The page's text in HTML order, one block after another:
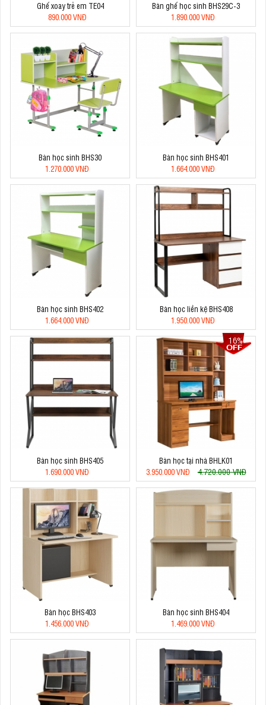
Ghế xoay trẻ em TE04
890.000 VNĐ
Bàn ghế học sinh BHS29C-3
1.890.000 VNĐ
Bàn học sinh BHS30
1.270.000 VNĐ
Bàn học sinh BHS401
1.664.000 VNĐ
Bàn học sinh BHS402
1.664.000 VNĐ
Bàn học liền kệ BHS408
1.950.000 VNĐ
Bàn học sinh BHS405
1.690.000 VNĐ
16%
Bàn học tại nhà BHLK01
3.950.000 VNĐ
4.720.000 VNĐ
Bàn học BHS403
1.456.000 VNĐ
Bàn học sinh BHS404
1.469.000 VNĐ